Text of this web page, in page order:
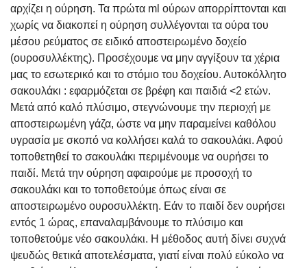
αρχίζει η ούρηση. Τα πρώτα ml ούρων απορρίπτονται και
χωρίς να διακοπεί η ούρηση συλλέγονται τα ούρα του
μέσου ρεύματος σε ειδικό αποστειρωμένο δοχείο
(ουροσυλλέκτης). Προσέχουμε να μην αγγίξουν τα χέρια
μας το εσωτερικό και το στόμιο του δοχείου. Αυτοκόλλητο
σακουλάκι : εφαρμόζεται σε βρέφη και παιδιά <2 ετών.
Μετά από καλό πλύσιμο, στεγνώνουμε την περιοχή με
αποστειρωμένη γάζα, ώστε να μην παραμείνει καθόλου
υγρασία με σκοπό να κολλήσει καλά το σακουλάκι. Αφού
τοποθετηθεί το σακουλάκι περιμένουμε να ουρήσει το
παιδί. Μετά την ούρηση αφαιρούμε με προσοχή το
σακουλάκι και το τοποθετούμε όπως είναι σε
αποστειρωμένο ουροσυλλέκτη. Εάν το παιδί δεν ουρήσει
εντός 1 ώρας, επαναλαμβάνουμε το πλύσιμο και
τοποθετούμε νέο σακουλάκι. Η μέθοδος αυτή δίνει συχνά
ψευδώς θετικά αποτελέσματα, γιατί είναι πολύ εύκολο να